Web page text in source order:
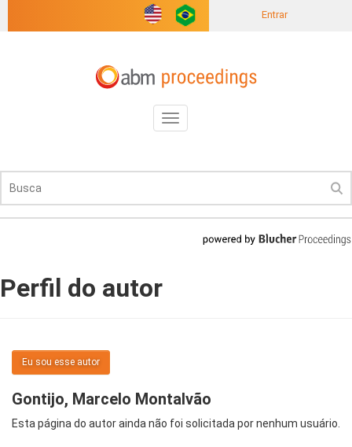
Entrar
Toggle
navigation
Perfil do autor
Eu sou esse autor
Gontijo, Marcelo Montalvão
Esta página do autor ainda não foi solicitada por nenhum usuário.